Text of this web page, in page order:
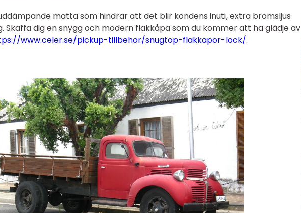
matta som hindrar att det blir kondens inuti, extra bromsljus
Skaffa dig en snygg och modern flakkåpa som du kommer att ha glädje av
www.celer.se/pickup-tillbehor/snugtop-flakkapor-lock/.